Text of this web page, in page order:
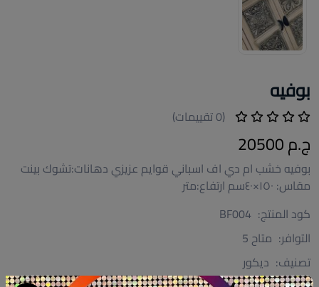
بوفيه
(0 تقييمات)
ج.م 20500
بوفيه خشب ام دي اف اسباني قوايم عزيزي دهانات:تشوك بينت
مقاس: ١٥٠×٤٠سم ارتفاع:متر
كود المنتج: BF004
التوافر: متاح 5
تصنيف: ديكور